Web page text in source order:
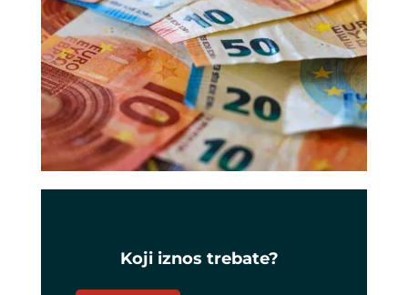
Koji iznos trebate?